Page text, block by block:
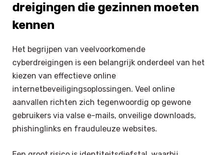
dreigingen die gezinnen moeten
kennen
Het begrijpen van veelvoorkomende
cyberdreigingen is een belangrijk onderdeel van het
kiezen van effectieve online
internetbeveiligingsoplossingen. Veel online
aanvallen richten zich tegenwoordig op gewone
gebruikers via valse e-mails, onveilige downloads,
phishinglinks en frauduleuze websites.